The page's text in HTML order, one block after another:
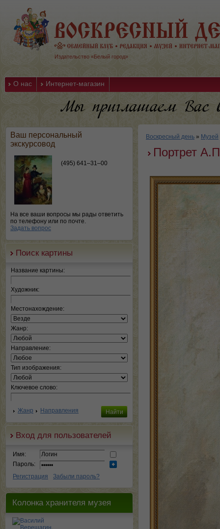
Издательство «Белый город»
О нас Интернет-магазин
Ваш персональный
экскурсовод
(495) 641–31–00
На все ваши вопросы мы рады ответить
по телефону или по почте.
Задать вопрос
Поиск картины
Название картины:
Художник:
Местонахождение:
Жанр:
Направление:
Тип изображения:
Ключевое слово:
Жанр Направления
Вход для пользователей
Имя:
Пароль:
Регистрация
Забыли пароль?
Колонка хранителя музея
Воскресный день » Музей
Портрет